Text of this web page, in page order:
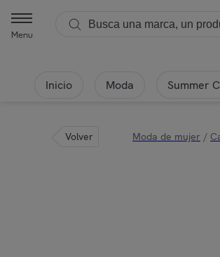
Menu
Inicio Moda Summer
Volver Moda de mujer /